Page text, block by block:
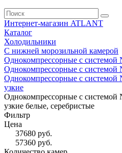
Интернет-магазин ATLANT
Каталог
Холодильники
С нижней морозильной камерой
Однокомпрессорные с системой
Однокомпрессорные с
Однокомпрессорные с
узкие
Однокомпрессорные с
узкие белые, серебристые
Фильтр
Цена
37680руб.
57360руб.